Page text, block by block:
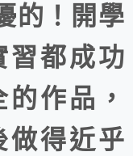
的！開學
習都成功
作品，
做得近乎